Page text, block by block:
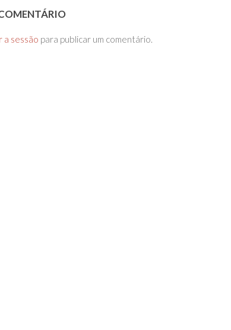
a sessão para publicar um comentário.